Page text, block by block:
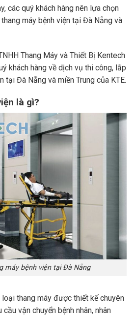
các quý khách hàng nên lựa chọn
máy bệnh viện tại Đà Nẵng và
Thang Máy và Thiết Bị Kentech
khách hàng về dịch vụ thi công, lắp
tại Đà Nẵng và miền Trung của KTE.
là gì?
máy bệnh viện tại Đà Nẵng
loại thang máy được thiết kế chuyên
vận chuyển bệnh nhân, nhân